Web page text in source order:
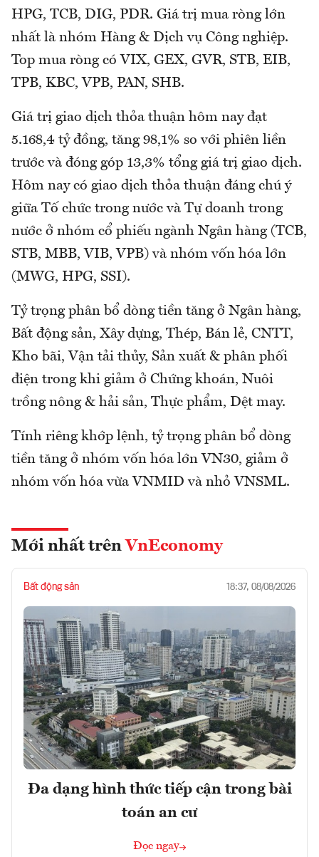
HPG, TCB, DIG, PDR. Giá trị mua ròng lớn
nhất là nhóm Hàng & Dịch vụ Công nghiệp.
Top mua ròng có VIX, GEX, GVR, STB, EIB,
TPB, KBC, VPB, PAN, SHB.
Giá trị giao dịch thỏa thuận hôm nay đạt
5.168,4 tỷ đồng, tăng 98,1% so với phiên liền
trước và đóng góp 13,3% tổng giá trị giao dịch.
Hôm nay có giao dịch thỏa thuận đáng chú ý
giữa Tố chức trong nước và Tự doanh trong
nước ở nhóm cổ phiếu ngành Ngân hàng (TCB,
STB, MBB, VIB, VPB) và nhóm vốn hóa lớn
(MWG, HPG, SSI).
Tỷ trọng phân bổ dòng tiền tăng ở Ngân hàng,
Bất động sản, Xây dựng, Thép, Bán lẻ, CNTT,
Kho bãi, Vận tải thủy, Sản xuất & phân phối
điện trong khi giảm ở Chứng khoán, Nuôi
trồng nông & hải sản, Thực phẩm, Dệt may.
Tính riêng khớp lệnh, tỷ trọng phân bổ dòng
tiền tăng ở nhóm vốn hóa lớn VN30, giảm ở
nhóm vốn hóa vừa VNMID và nhỏ VNSML.
Mới nhất trên VnEconomy
Bất động sản 18:37, 08/08/2026
Đa dạng hình thức tiếp cận trong bài
toán an cư
Đọc ngay